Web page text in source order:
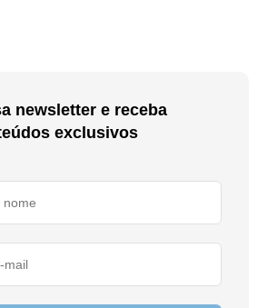
newsletter e receba
exclusivos